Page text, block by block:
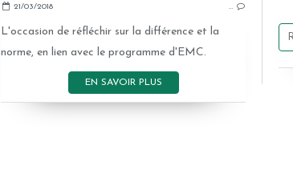
21/03/2018 …
L'occasion de réfléchir sur la différence et la
norme, en lien avec le programme d'EMC.
EN SAVOIR PLUS